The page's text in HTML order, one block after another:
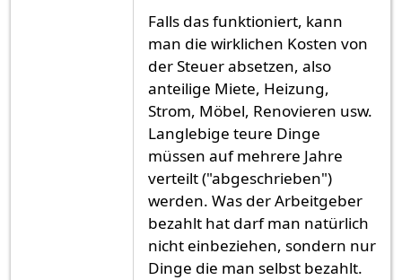
Falls das funktioniert, kann
man die wirklichen Kosten von
der Steuer absetzen, also
anteilige Miete, Heizung,
Strom, Möbel, Renovieren usw.
Langlebige teure Dinge
müssen auf mehrere Jahre
verteilt ("abgeschrieben")
werden. Was der Arbeitgeber
bezahlt hat darf man natürlich
nicht einbeziehen, sondern nur
Dinge die man selbst bezahlt.